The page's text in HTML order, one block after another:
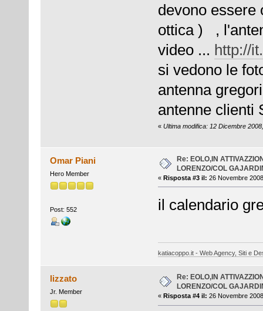
devono essere
ottica ) ,
video ... http://
si vedono le
antenna
antenne clienti
« Ultima modifica: 12 Dicembre
Omar Piani
Hero Member
Post: 552
Re: EOLO,IN
LORENZO/COL
« Risposta #3 il: 26 Novembre
il calendario
katiacoppo.it - Web Agency, Siti e
lizzato
Jr. Member
Re: EOLO,IN
LORENZO/COL
« Risposta #4 il: 26 Novembre